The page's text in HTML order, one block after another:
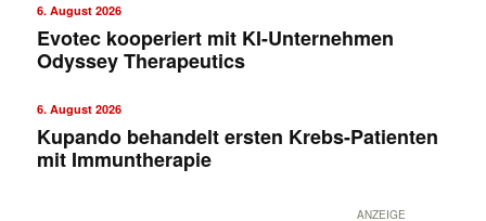
6. August 2026
Evotec kooperiert mit KI-Unternehmen
Odyssey Therapeutics
6. August 2026
Kupando behandelt ersten Krebs-Patienten
mit Immuntherapie
ANZEIGE